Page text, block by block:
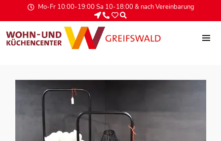
Mo-Fr 10:00-19:00 Sa 10-18:00 & nach Vereinbarung